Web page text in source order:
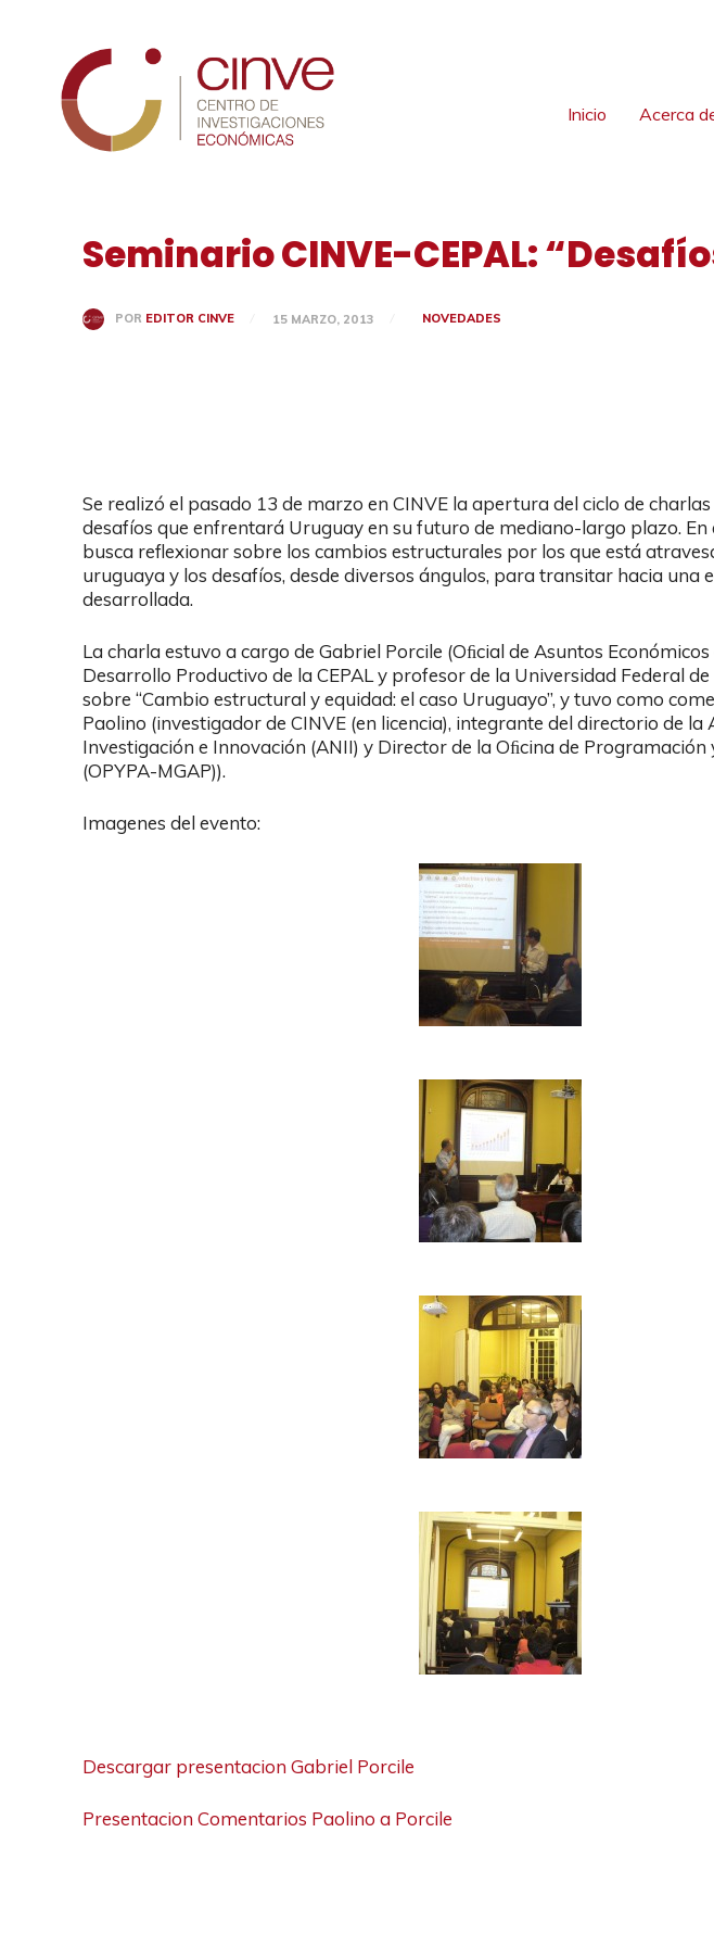
Inicio Acerca
Seminario CINVE-CEPAL:
POR EDITOR CINVE 15 MARZO, 2013 NOVEDADES
Se realizó el pasado 13 de marzo en CINVE la apertura del ciclo de charlas
desafíos que enfrentará Uruguay en su futuro de mediano-largo plazo. En
busca reflexionar sobre los cambios estructurales por los que está
uruguaya y los desafíos, desde diversos ángulos, para transitar hacia una
desarrollada.
La charla estuvo a cargo de Gabriel Porcile (Oﬁcial de Asuntos
Desarrollo Productivo de la CEPAL y profesor de la Universidad Federal
sobre “Cambio estructural y equidad: el caso Uruguayo”, y tuvo como
Paolino (investigador de CINVE (en licencia), integrante del directorio de la
Investigación e Innovación (ANII) y Director de la Oﬁcina de
(OPYPA-MGAP)).
Imagenes del evento:
Descargar presentacion Gabriel Porcile
Presentacion Comentarios Paolino a Porcile